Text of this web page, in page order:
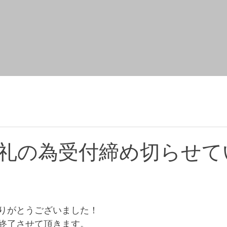
の為受付締め切らせ
がとうございました！
了させて頂きます。